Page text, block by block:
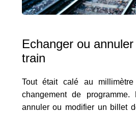
Echanger ou
train
Tout était calé au
changement de
annuler ou modifier un billet